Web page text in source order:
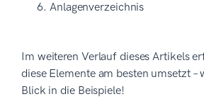
Anlagenverzeichnis
Im weiteren Verlauf dieses Artikels
diese Elemente am besten umsetzt –
Blick in die Beispiele!